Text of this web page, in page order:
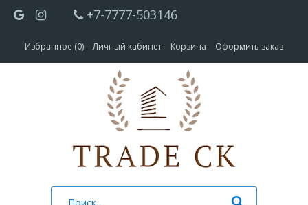
+7-7777-503146
Избранное (0) Личный кабинет Корзина Оформить заказ